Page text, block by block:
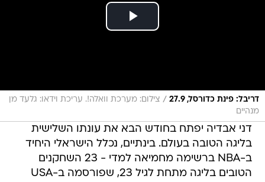
דריבל: פינת כדורסל, 27.9 / צילום: מערכת וואלה!. עריכת וידאו: גלעד מן
מנהיים
דני אבדיה יפתח בחודש הבא את עונתו השלישית
בליגה הטובה בעולם. בינתיים, נכלל הישראלי היחיד
ב-NBA ברשימה מחמיאה למדי - 23 השחקנים
הטובים בליגה מתחת לגיל 23, שפורסמה ב-USA